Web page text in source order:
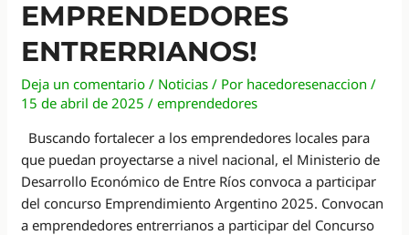
EMPRENDEDORES
ENTRERRIANOS!
Deja un comentario / Noticias / Por hacedoresenaccion /
15 de abril de 2025 /emprendedores
Buscando fortalecer a los emprendedores locales para
que puedan proyectarse a nivel nacional, el Ministerio de
Desarrollo Económico de Entre Ríos convoca a participar
del concurso Emprendimiento Argentino 2025. Convocan
a emprendedores entrerrianos a participar del Concurso